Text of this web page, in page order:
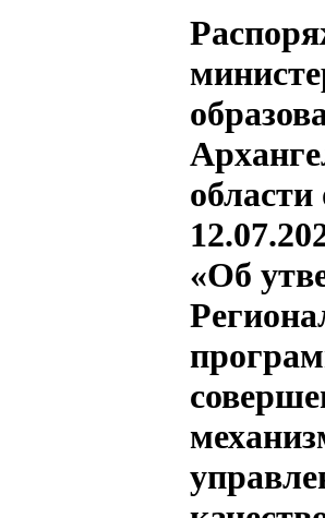
области
«Об